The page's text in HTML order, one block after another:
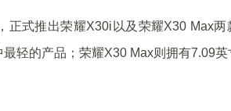
正式推出荣耀X30i以及荣耀X30 Max
最轻的产品；荣耀X30 Max则拥有7.09